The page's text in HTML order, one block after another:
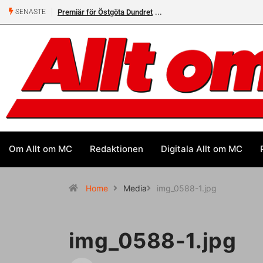
SENASTE Premiär för Östgöta Dundret
Om Allt om MC Redaktionen Digitala Allt om MC
Home Media img_0588-1.jpg
img_0588-1.jpg